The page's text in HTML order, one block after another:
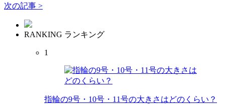
次の記事 >
RANKING ランキング
1
指輪の9号・10号・11号の大きさはどのくらい？